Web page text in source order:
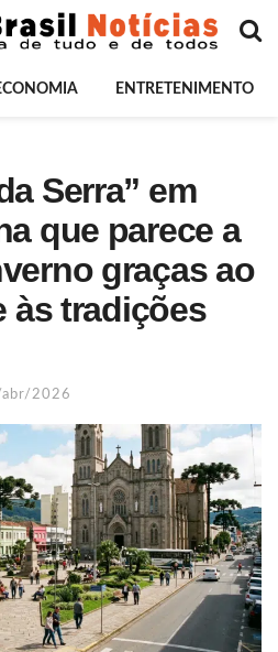
ENTRETENIMENTO
Serra” em
que parece a
graças ao
às tradições
2026